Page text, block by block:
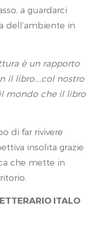
a guardarci
dell’ambiente in
è un rapporto
il libro….col nostro
mondo che il libro
di far rivivere
insolita grazie
che mette in
ITALO